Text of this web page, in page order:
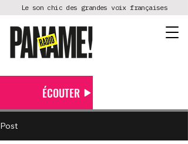
Le son chic des grandes voix françaises
ÉCOUTER
Post